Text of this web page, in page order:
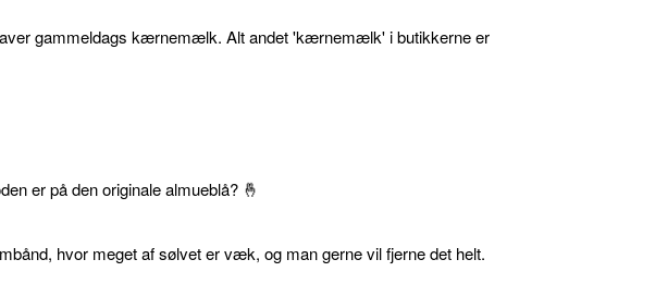
gammeldags kærnemælk. Alt andet 'kærnemælk' i butikkerne er
er på den originale almueblå? 🤞
hvor meget af sølvet er væk, og man gerne vil fjerne det helt.